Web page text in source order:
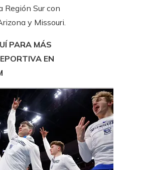
Región Sur con
y Missouri.
PARA MÁS
EN